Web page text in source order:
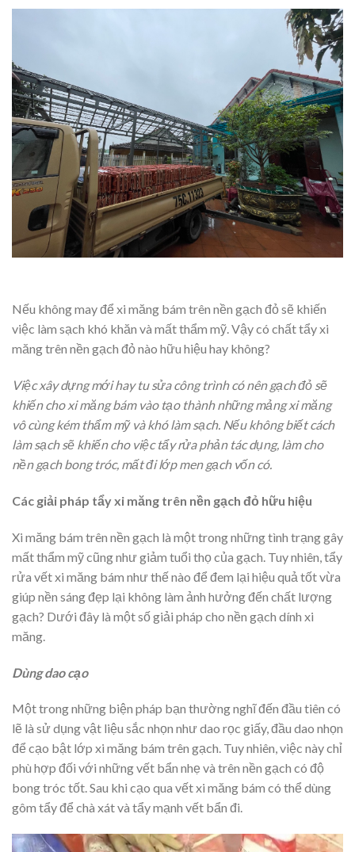
Nếu không may để xi măng bám trên nền gạch đỏ sẽ khiến
việc làm sạch khó khăn và mất thẩm mỹ. Vậy có chất tẩy xi
măng trên nền gạch đỏ nào hữu hiệu hay không?
Việc xây dựng mới hay tu sửa công trình có nên gạch đỏ sẽ
khiến cho xi măng bám vào tạo thành những mảng xi măng
vô cùng kém thẩm mỹ và khó làm sạch. Nếu không biết cách
làm sạch sẽ khiến cho việc tẩy rửa phản tác dụng, làm cho
nền gạch bong tróc, mất đi lớp men gạch vốn có.
Các giải pháp tẩy xi măng trên nền gạch đỏ hữu hiệu
Xi măng bám trên nền gạch là một trong những tình trạng gây
mất thẩm mỹ cũng như giảm tuổi thọ của gạch. Tuy nhiên, tẩy
rửa vết xi măng bám như thế nào để đem lại hiệu quả tốt vừa
giúp nền sáng đẹp lại không làm ảnh hưởng đến chất lượng
gạch? Dưới đây là một số giải pháp cho nền gạch dính xi
măng.
Dùng dao cạo
Một trong những biện pháp bạn thường nghĩ đến đầu tiên có
lẽ là sử dụng vật liệu sắc nhọn như dao rọc giấy, đầu dao nhọn
để cạo bật lớp xi măng bám trên gạch. Tuy nhiên, việc này chỉ
phù hợp đối với những vết bẩn nhẹ và trên nền gạch có độ
bong tróc tốt. Sau khi cạo qua vết xi măng bám có thể dùng
gôm tẩy để chà xát và tẩy mạnh vết bẩn đi.